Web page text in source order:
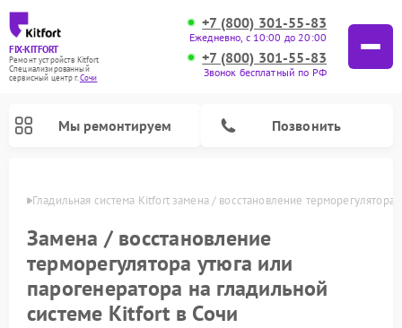
FIX-KITFORT
Ремонт устройств Kitfort
Специализированный
cервисный центр г.Сочи
+7 (800) 301-55-83
Ежедневно, с 10:00 до 20:00
+7 (800) 301-55-83
Звонок бесплатный по РФ
Мы ремонтируем Позвонить
Гладильная система Kitfort замена / восстановление терморегулятора
Замена / восстановление
терморегулятора утюга или
парогенератора на гладильной
системе Kitfort в Сочи